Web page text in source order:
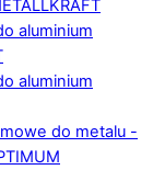
aluminium
aluminium
do metalu -